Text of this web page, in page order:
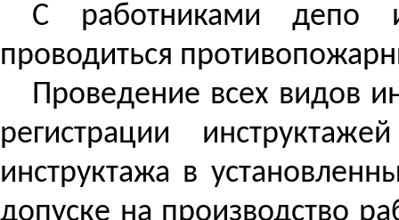
С работниками депо
проводиться
Проведение всех видов
регистрации
инструктажа в
допуске на производство